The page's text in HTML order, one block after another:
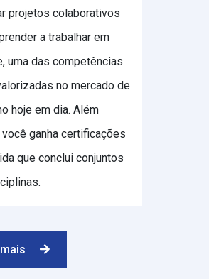
projetos colaborativos
a trabalhar em
uma das competências
no mercado de
hoje em dia. Além
ganha certificações
que conclui conjuntos